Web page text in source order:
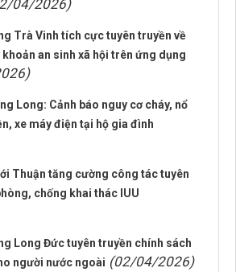
04/2026)
Trà Vinh tích cực tuyên truyền về
an sinh xã hội trên ứng dụng
Long: Cảnh báo nguy cơ cháy, nổ
xe máy điện tại hộ gia đình
Thuận tăng cường công tác tuyên
chống khai thác IUU
Long Đức tuyên truyền chính sách
người nước ngoài (02/04/2026)